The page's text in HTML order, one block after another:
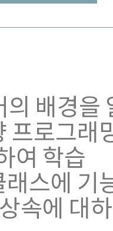
의 배경을
프로그래
여 학습
래스에 기
속에 대